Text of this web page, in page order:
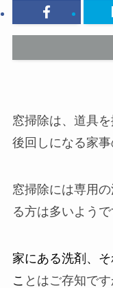
窓掃除は、道具
後回しになる家事
窓掃除には専用
る方は多いようで
家にある洗剤、そ
こ とはご存知で